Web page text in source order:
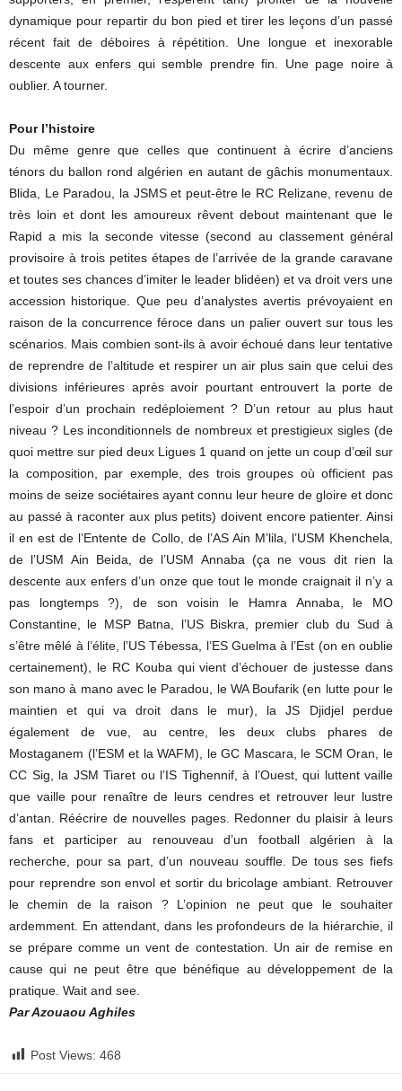
dynamique pour repartir du bon pied et tirer les leçons d’un passé
récent fait de déboires à répétition. Une longue et inexorable
descente aux enfers qui semble prendre fin. Une page noire à
oublier. A tourner.
Pour l’histoire
Du même genre que celles que continuent à écrire d’anciens
ténors du ballon rond algérien en autant de gâchis monumentaux.
Blida, Le Paradou, la JSMS et peut-être le RC Relizane, revenu de
très loin et dont les amoureux rêvent debout maintenant que le
Rapid a mis la seconde vitesse (second au classement général
provisoire à trois petites étapes de l’arrivée de la grande caravane
et toutes ses chances d’imiter le leader blidéen) et va droit vers une
accession historique. Que peu d’analystes avertis prévoyaient en
raison de la concurrence féroce dans un palier ouvert sur tous les
scénarios. Mais combien sont-ils à avoir échoué dans leur tentative
de reprendre de l’altitude et respirer un air plus sain que celui des
divisions inférieures après avoir pourtant entrouvert la porte de
l’espoir d’un prochain redéploiement ? D’un retour au plus haut
niveau ? Les inconditionnels de nombreux et prestigieux sigles (de
quoi mettre sur pied deux Ligues 1 quand on jette un coup d’œil sur
la composition, par exemple, des trois groupes où officient pas
moins de seize sociétaires ayant connu leur heure de gloire et donc
au passé à raconter aux plus petits) doivent encore patienter. Ainsi
il en est de l’Entente de Collo, de l’AS Ain M’lila, l’USM Khenchela,
de l’USM Ain Beida, de l’USM Annaba (ça ne vous dit rien la
descente aux enfers d’un onze que tout le monde craignait il n’y a
pas longtemps ?), de son voisin le Hamra Annaba, le MO
Constantine, le MSP Batna, l’US Biskra, premier club du Sud à
s’être mêlé à l’élite, l’US Tébessa, l’ES Guelma à l’Est (on en oublie
certainement), le RC Kouba qui vient d’échouer de justesse dans
son mano à mano avec le Paradou, le WA Boufarik (en lutte pour le
maintien et qui va droit dans le mur), la JS Djidjel perdue
également de vue, au centre, les deux clubs phares de
Mostaganem (l’ESM et la WAFM), le GC Mascara, le SCM Oran, le
CC Sig, la JSM Tiaret ou l’IS Tighennif, à l’Ouest, qui luttent vaille
que vaille pour renaître de leurs cendres et retrouver leur lustre
d’antan. Réécrire de nouvelles pages. Redonner du plaisir à leurs
fans et participer au renouveau d’un football algérien à la
recherche, pour sa part, d’un nouveau souffle. De tous ses fiefs
pour reprendre son envol et sortir du bricolage ambiant. Retrouver
le chemin de la raison ? L’opinion ne peut que le souhaiter
ardemment. En attendant, dans les profondeurs de la hiérarchie, il
se prépare comme un vent de contestation. Un air de remise en
cause qui ne peut être que bénéfique au développement de la
pratique. Wait and see.
Par Azouaou Aghiles
Post Views: 468